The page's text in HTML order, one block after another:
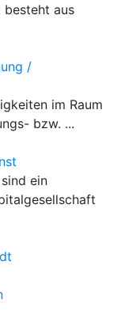
besteht aus
/
im Raum
bzw. ...
ein